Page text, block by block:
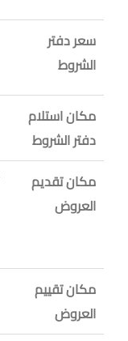
سعر دفتر
الشروط
مكان استلام
دفتر الشروط
مكان تقديم
العروض
مكان تقييم
العروض